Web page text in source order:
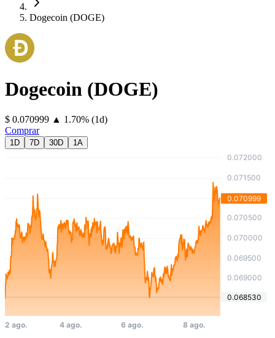
Dogecoin (DOGE)
Dogecoin (DOGE)
⁦$⁩ 0.070999 ▲ 1.70% (1d)
Comprar
1D 7D 30D 1A